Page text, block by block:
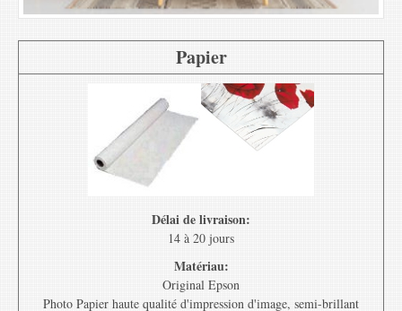
Papier
Délai de livraison:
14 à 20 jours
Matériau:
Original Epson
Photo Papier haute qualité d'impression d'image, semi-brillant